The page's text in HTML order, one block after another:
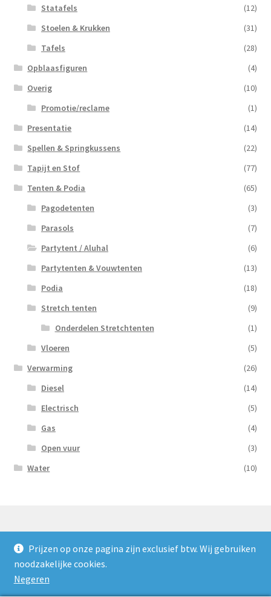
Prijzen op onze pagina zijn exclusief btw. Wij gebruiken
noodzakelijke cookies.
Negeren
Statafels
(12)
Stoelen & Krukken
(31)
Tafels
(28)
Opblaasfiguren
(4)
Overig
(10)
Promotie/reclame
(1)
Presentatie
(14)
Spellen & Springkussens
(22)
Tapijt en Stof
(77)
Tenten & Podia
(65)
Pagodetenten
(3)
Parasols
(7)
Partytent / Aluhal
(6)
Partytenten & Vouwtenten
(13)
Podia
(18)
Stretch tenten
(9)
Onderdelen Stretchtenten
(1)
Vloeren
(5)
Verwarming
(26)
Diesel
(14)
Electrisch
(5)
Gas
(4)
Open vuur
(3)
Water
(10)
© Nooijens Verhuur 2026
Privacybeleid
Gebouwd met WooCommerce